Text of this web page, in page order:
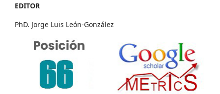
EDITOR
PhD. Jorge Luis León-González